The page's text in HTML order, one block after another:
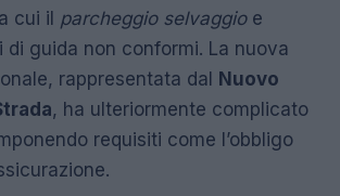
cui il parcheggio selvaggioe
di guida non conformi. La nuova
rappresentata dal Nuovo
, ha ulteriormente complicato
requisiti come l’obbligo